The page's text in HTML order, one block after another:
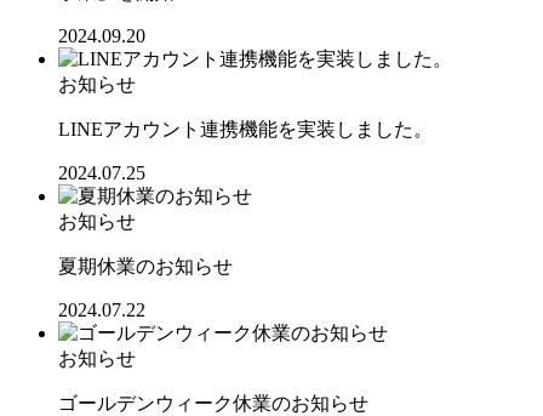
2024.09.20
お知らせ
LINEアカウント連携機能を実装しました。
2024.07.25
お知らせ
夏期休業のお知らせ
2024.07.22
お知らせ
ゴールデンウィーク休業のお知らせ